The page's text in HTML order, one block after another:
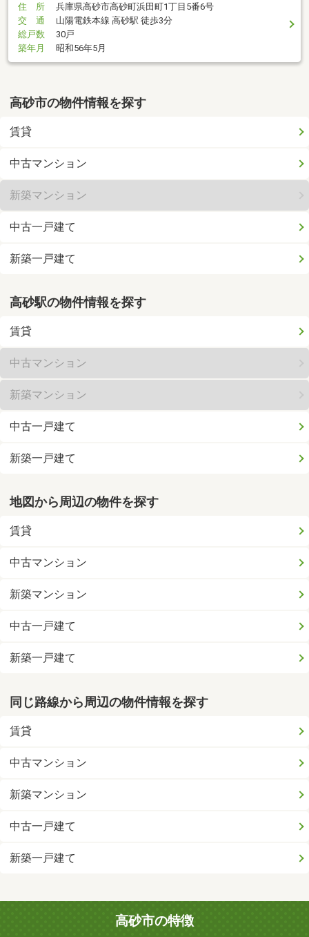
住 所
兵庫県高砂市高砂町浜田町1丁目5番6号
交 通
山陽電鉄本線 高砂駅 徒歩3分
総戸数
30戸
築年月
昭和56年5月
高砂市の物件情報を探す
賃貸
中古マンション
新築マンション
中古一戸建て
新築一戸建て
高砂駅の物件情報を探す
賃貸
中古マンション
新築マンション
中古一戸建て
新築一戸建て
地図から周辺の物件を探す
賃貸
中古マンション
新築マンション
中古一戸建て
新築一戸建て
同じ路線から周辺の物件情報を探す
賃貸
中古マンション
新築マンション
中古一戸建て
新築一戸建て
高砂市の特徴